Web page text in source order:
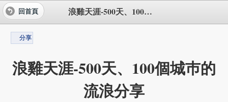
浪雞天涯-500天、100個城巿的流浪分享
回首頁
分享
浪雞天涯-500天、100個城巿的
流浪分享